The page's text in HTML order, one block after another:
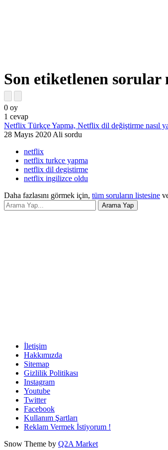
Son etiketlenen
0 oy
1 cevap
Netflix Türkçe Yapma, Netflix dil değiştirme nasıl
28 Mayıs 2020Ali sordu
netflix
netflix turkce yapma
netflix dil degistirme
netflix ingilizce oldu
Daha fazlasını görmek için, tüm soruların listesine
İletişim
Hakkımızda
Sitemap
Gizlilik Politikası
Instagram
Youtube
Twitter
Facebook
Kullanım Şartları
Reklam Vermek İstiyorum !
Snow Theme by Q2A Market